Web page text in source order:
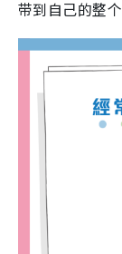
带到自己的整个